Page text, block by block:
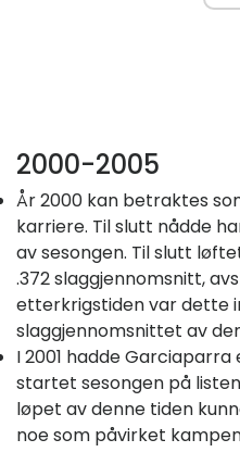
2000-2005
År 2000 kan betraktes
karriere. Til slutt nådde
av sesongen. Til slutt
.372 slaggjennomsnitt,
etterkrigstiden var dette
slaggjennomsnittet av
I 2001 hadde
startet sesongen på
løpet av denne tiden
noe som påvirket